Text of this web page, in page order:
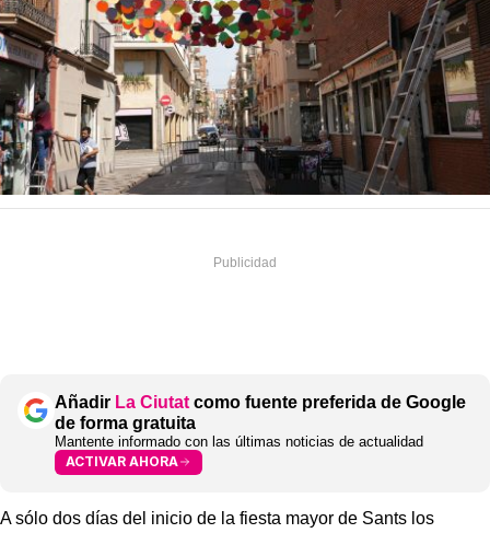
Añadir La Ciutat como fuente preferida de Google
de forma gratuita
Mantente informado con las últimas noticias de actualidad
ACTIVAR AHORA
A sólo dos días del inicio de la fiesta mayor de Sants los